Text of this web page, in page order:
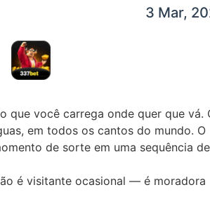
3 Mar,
que você carrega onde quer que vá.
em todos os cantos do mundo. O
de sorte em uma sequência de
é visitante ocasional — é moradora